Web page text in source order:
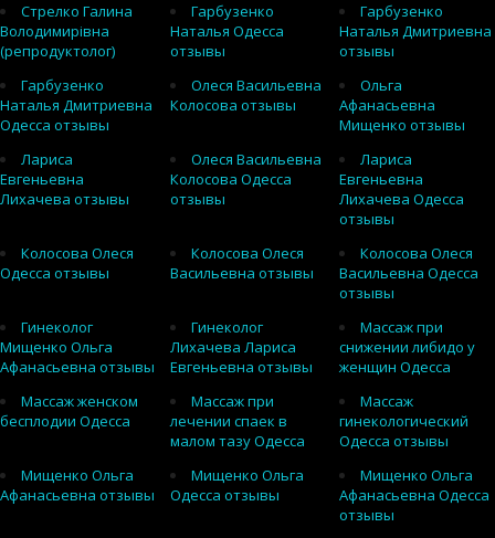
Стрелко Галина
Володимирівна
(репродуктолог)
Гарбузенко
Наталья Одесса
отзывы
Гарбузенко
Наталья Дмитриевна
отзывы
Гарбузенко
Наталья Дмитриевна
Одесса отзывы
Олеся Васильевна
Колосова отзывы
Ольга
Афанасьевна
Мищенко отзывы
Лариса
Евгеньевна
Лихачева отзывы
Олеся Васильевна
Колосова Одесса
отзывы
Лариса
Евгеньевна
Лихачева Одесса
отзывы
Колосова Олеся
Одесса отзывы
Колосова Олеся
Васильевна отзывы
Колосова Олеся
Васильевна Одесса
отзывы
Гинеколог
Мищенко Ольга
Афанасьевна отзывы
Гинеколог
Лихачева Лариса
Евгеньевна отзывы
Массаж при
снижении либидо у
женщин Одесса
Массаж женском
бесплодии Одесса
Массаж при
лечении спаек в
малом тазу Одесса
Массаж
гинекологический
Одесса отзывы
Мищенко Ольга
Афанасьевна отзывы
Мищенко Ольга
Одесса отзывы
Мищенко Ольга
Афанасьевна Одесса
отзывы